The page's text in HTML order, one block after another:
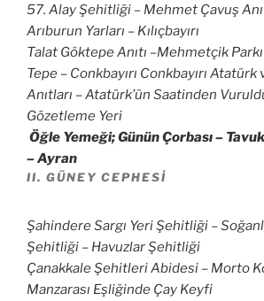
57. Alay Şehitliği – Mehmet Çavuş
Arıburun Yarları – Kılıçbayırı
Talat Göktepe Anıtı –Mehmetçik Parkı
Tepe – Conkbayırı Conkbayırı Atatürk
Anıtları – Atatürk’ün Saatinden
Gözetleme Yeri
Öğle Yemeği; Günün Çorbası –
– Ayran
II. GÜNEY CEPHESI
Şahindere Sargı Yeri Şehitliği –
Şehitliği – Havuzlar Şehitliği
Çanakkale Şehitleri Abidesi – Morto
Manzarası Eşliğinde Çay Keyfi